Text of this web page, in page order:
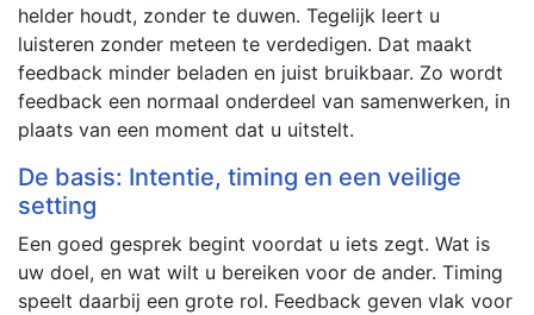
helder houdt, zonder te duwen. Tegelijk leert u
luisteren zonder meteen te verdedigen. Dat maakt
feedback minder beladen en juist bruikbaar. Zo wordt
feedback een normaal onderdeel van samenwerken, in
plaats van een moment dat u uitstelt.
De basis: Intentie, timing en een veilige
setting
Een goed gesprek begint voordat u iets zegt. Wat is
uw doel, en wat wilt u bereiken voor de ander. Timing
speelt daarbij een grote rol. Feedback geven vlak voor